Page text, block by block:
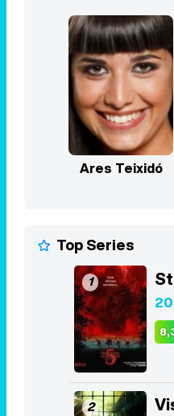
Ares Teixidó
Top Series
1
2